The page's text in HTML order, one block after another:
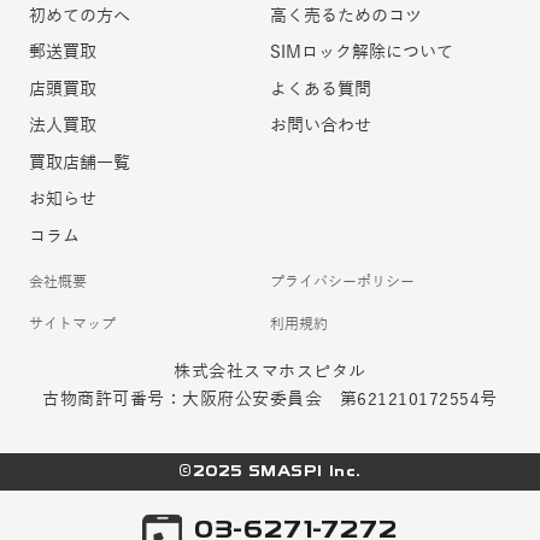
初めての方へ
郵送買取
店頭買取
法人買取
買取店舗一覧
お知らせ
コラム
高く売るためのコツ
SIMロック解除について
よくある質問
お問い合わせ
会社概要 プライバシーポリシー
サイトマップ 利用規約
株式会社スマホスピタル
古物商許可番号：大阪府公安委員会 第621210172554号
©2025 SMASPI Inc.
03-6271-7272